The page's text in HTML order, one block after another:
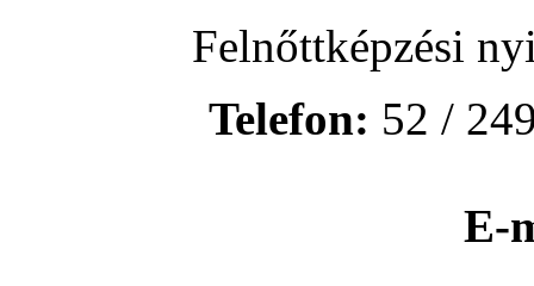
Felnőttképzési
Telefon: 52 /
E-